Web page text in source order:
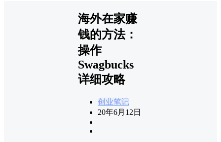
海外在家赚
钱的方法：
操作
Swagbucks
详细攻略
创业笔记
20年6月12日